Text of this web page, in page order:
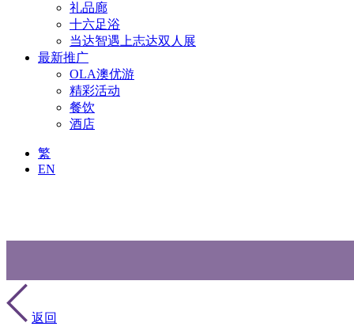
礼品廊
十六足浴
当达智遇上志达双人展
最新推广
OLA澳优游
精彩活动
餐饮
酒店
繁
EN
返回